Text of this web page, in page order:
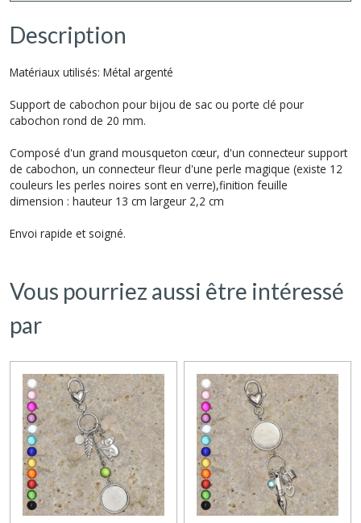
Description
Matériaux utilisés: Métal argenté
Support de cabochon pour bijou de sac ou porte clé pour
cabochon rond de 20 mm.
Composé d'un grand mousqueton cœur, d'un connecteur support
de cabochon, un connecteur fleur d'une perle magique (existe 12
couleurs les perles noires sont en verre),finition feuille
dimension : hauteur 13 cm largeur 2,2 cm
Envoi rapide et soigné.
Vous pourriez aussi être intéressé
par